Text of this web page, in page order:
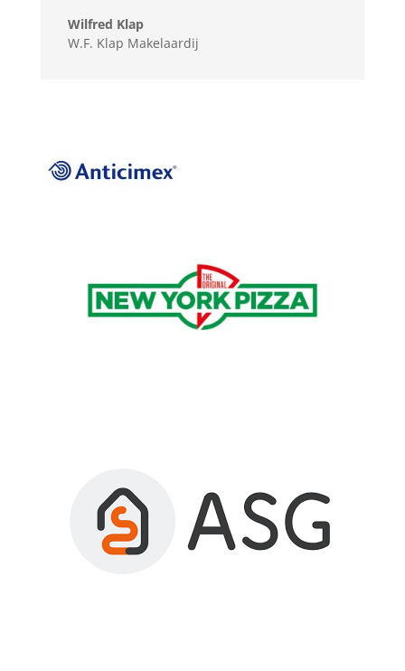
Wilfred Klap
W.F. Klap Makelaardij